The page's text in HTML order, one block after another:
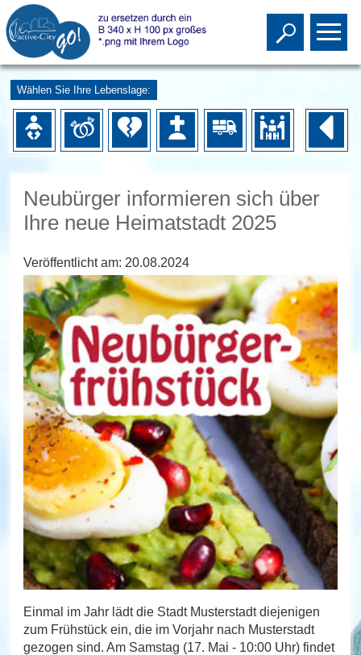
Toggle
Wählen Sie Ihre Lebenslage:
Neubürger informieren sich über
Ihre neue Heimatstadt 2025
Veröffentlicht am: 20.08.2024
Einmal im Jahr lädt die Stadt Musterstadt diejenigen
zum Frühstück ein, die im Vorjahr nach Musterstadt
gezogen sind. Am Samstag (17. Mai - 10:00 Uhr) findet